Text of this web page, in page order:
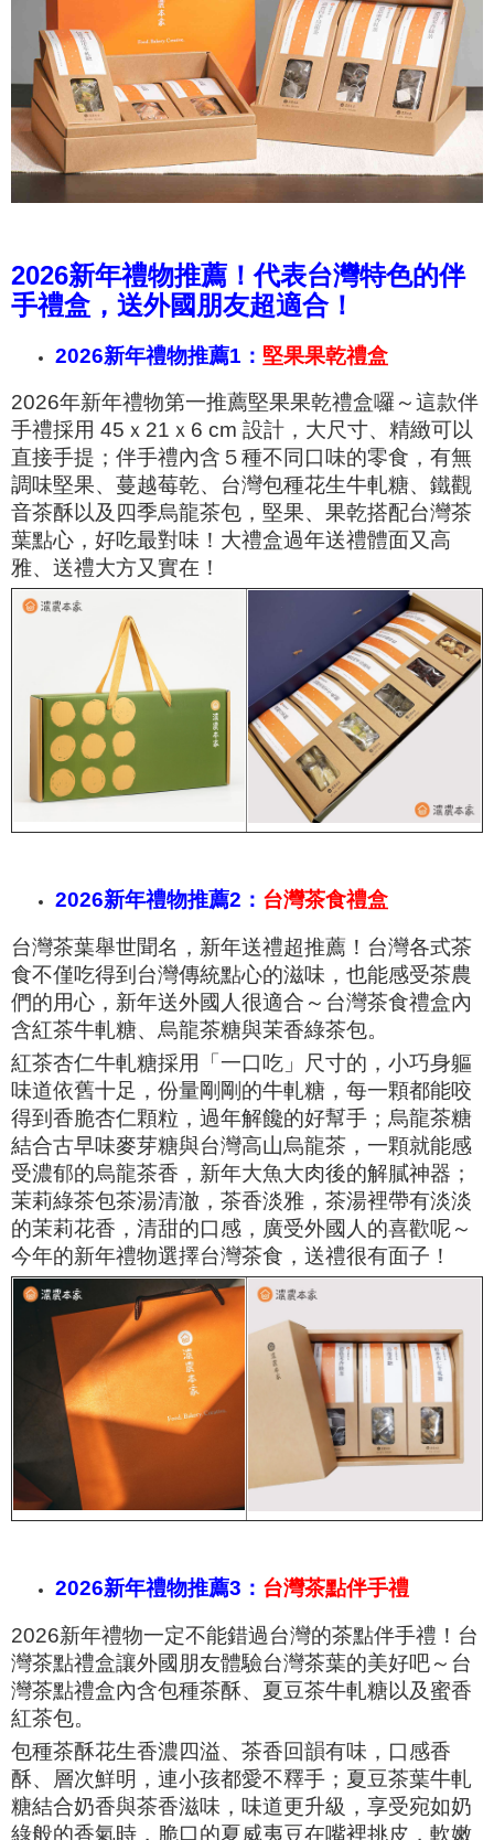
2026新年禮物推薦！代表台灣特色的伴
手禮盒，送外國朋友超適合！
2026新年禮物推薦1： 堅果果乾禮盒
2026年新年禮物第一推薦堅果果乾禮盒囉～這款伴
手禮採用 45ｘ21ｘ6 cm 設計，大尺寸、精緻可以
直接手提；伴手禮內含５種不同口味的零食，有無
調味堅果、蔓越莓乾、台灣包種花生牛軋糖、鐵觀
音茶酥以及四季烏龍茶包，堅果、果乾搭配台灣茶
葉點心，好吃最對味！大禮盒過年送禮體面又高
雅、送禮大方又實在！
2026新年禮物推薦2： 台灣茶食禮盒
台灣茶葉舉世聞名，新年送禮超推薦！台灣各式茶
食不僅吃得到台灣傳統點心的滋味，也能感受茶農
們的用心，新年送外國人很適合～ 台灣茶食禮盒內
含紅茶牛軋糖、烏龍茶糖與茉香綠茶包。
紅茶杏仁牛軋糖採用「一口吃」尺寸的，小巧身軀
味道依舊十足，份量剛剛的牛軋糖，每一顆都能咬
得到香脆杏仁顆粒，過年解饞的好幫手；烏龍茶糖
結合古早味麥芽糖與台灣高山烏龍茶，一顆就能感
受濃郁的烏龍茶香，新年大魚大肉後的解膩神器；
茉莉綠茶包茶湯清澈，茶香淡雅，茶湯裡帶有淡淡
的茉莉花香，清甜的口感，廣受外國人的喜歡呢～
今年的新年禮物選擇台灣茶食，送禮很有面子！
2026新年禮物推薦3： 台灣茶點伴手禮
2026新年禮物一定不能錯過台灣的茶點伴手禮！台
灣茶點禮盒讓外國朋友體驗台灣茶葉的美好吧～台
灣茶點禮盒內含包種茶酥、夏豆茶牛軋糖以及蜜香
紅茶包。
包種茶酥花生香濃四溢、茶香回韻有味，口感香
酥、層次鮮明，連小孩都愛不釋手；夏豆茶葉牛軋
糖結合奶香與茶香滋味，味道更升級，享受宛如奶
綠般的香氣時，脆口的夏威夷豆在嘴裡挑皮，軟嫩